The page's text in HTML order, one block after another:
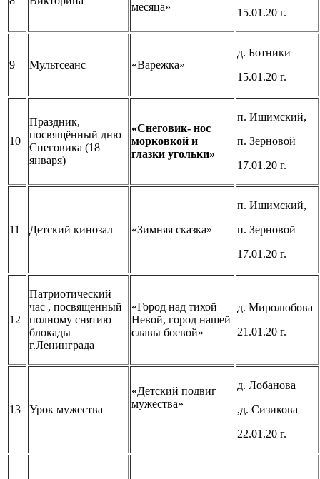
месяца»
15.01.20 г.
9 Мультсеанс «Варежка»
д. Ботники
15.01.20 г.
10
Праздник,
посвящённый дню
Снеговика (18
января)
«Снеговик- нос
морковкой и
глазки угольки»
п. Ишимский,
п. Зерновой
17.01.20 г.
11 Детский кинозал «Зимняя сказка»
п. Ишимский,
п. Зерновой
17.01.20 г.
12
Патриотический
час , посвященный
полному снятию
блокады
г.Ленинграда
«Город над тихой
Невой, город нашей
славы боевой»
д. Миролюбова
21.01.20 г.
13 Урок мужества
«Детский подвиг
мужества»
д. Лобанова
,д. Сизикова
22.01.20 г.